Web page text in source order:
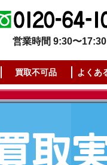
営業時間 9:30〜17:30
買取不可品 よくあ